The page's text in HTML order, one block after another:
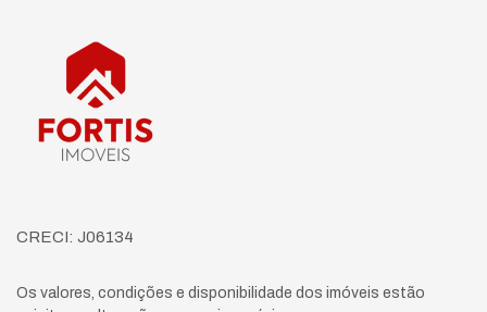
Página inicial
CRECI: J06134
Os valores, condições e disponibilidade dos imóveis estão